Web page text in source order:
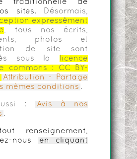
traditionnelle de
sites.
Désormais,
expressément
, tous nos écrits,
photos et
de site sont
sous la
licence
commons :
CC BY-
Attribution - Partage
mêmes conditions .
:
Avis à nos
.
renseignement,
nous
en cliquant